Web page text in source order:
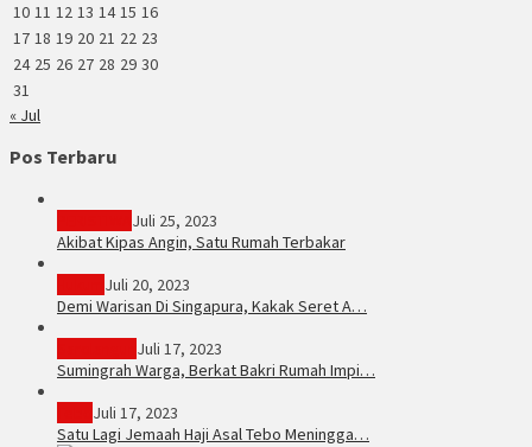
10 11 12 13 14 15 16
17 18 19 20 21 22 23
24 25 26 27 28 29 30
31
« Jul
Pos Terbaru
Juli 25, 2023
Akibat Kipas Angin, Satu Rumah Terbakar
Juli 20, 2023
Demi Warisan Di Singapura, Kakak Seret A…
Juli 17, 2023
Sumingrah Warga, Berkat Bakri Rumah Impi…
Juli 17, 2023
Satu Lagi Jemaah Haji Asal Tebo Meningga…